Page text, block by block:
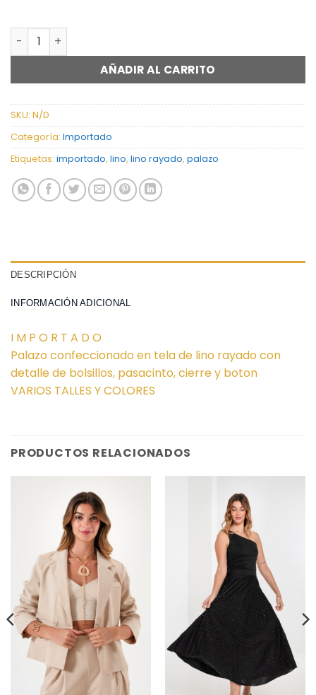
PALAZO LINO RAYADO - 90528 cantidad
AÑADIR AL CARRITO
SKU: N/D
Categoría: Importado
Etiquetas: importado, lino, lino rayado, palazo
DESCRIPCIÓN
INFORMACIÓN ADICIONAL
I M P O R T A D O
Palazo confeccionado en tela de lino rayado con
detalle de bolsillos, pasacinto, cierre y boton
VARIOS TALLES Y COLORES
PRODUCTOS RELACIONADOS